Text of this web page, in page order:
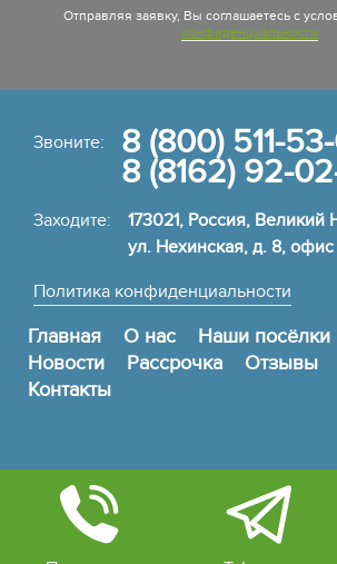
Отправляя заявку, Вы соглашаетесь с
конфиденциальности
Звоните: 8 (800) 511-
8 (8162) 92-
Заходите:
173021, Россия, Великий
ул. Нехинская, д. 8,
Политика конфиденциальности
Главная О нас Наши посёлки
Новости
Рассрочка Отзывы
Контакты
Информация на сайте носит
является публичной